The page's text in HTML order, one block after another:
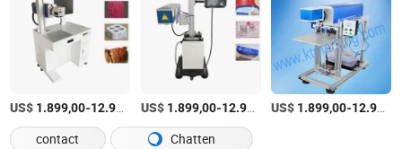
US$ 1.899,00-12.999,00 /Stuk
US$ 1.899,00-12.999,00 /Stuk
US$ 1.899,00-12.999,00
contact Chatten